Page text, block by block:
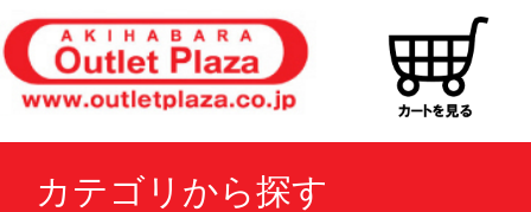
カテゴリから探す